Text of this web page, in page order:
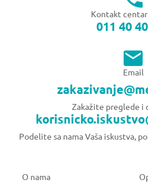
Kontakt
011 40
Email
Zakažite preglede i
Podelite sa nama Vaša iskustva,
O nama